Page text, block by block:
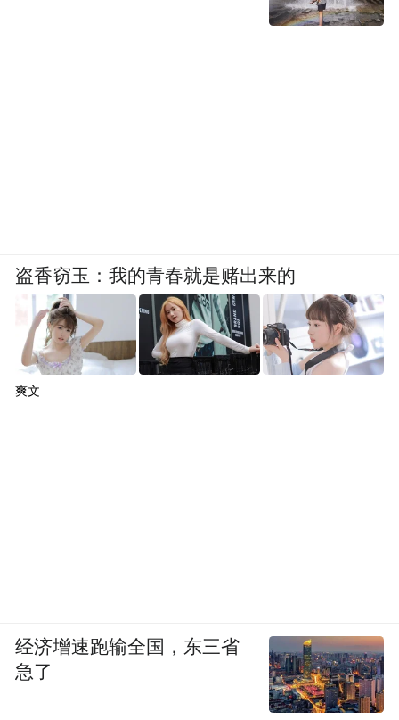
盗香窃玉：我的青春就是赌出来的
爽文
经济增速跑输全国，东三省
急了